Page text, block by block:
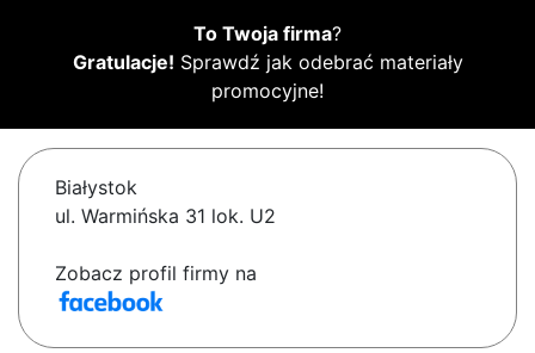
To Twoja firma?
Gratulacje! Sprawdź jak odebrać materiały
promocyjne!
Białystok
ul. Warmińska 31 lok. U2
Zobacz profil firmy na